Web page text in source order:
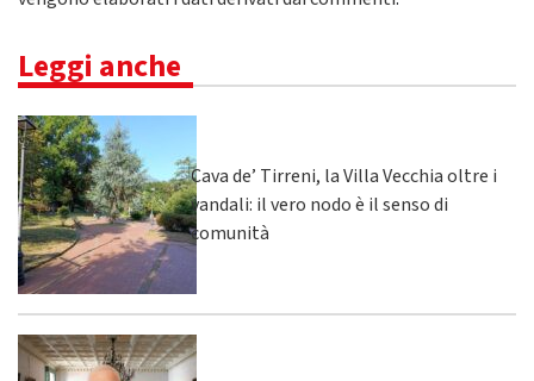
Leggi anche
Cava de’ Tirreni, la Villa Vecchia oltre i
vandali: il vero nodo è il senso di
comunità